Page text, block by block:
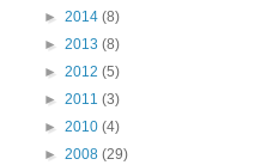
► 2014 (8)
► 2013 (8)
► 2012 (5)
► 2011 (3)
► 2010 (4)
► 2008 (29)